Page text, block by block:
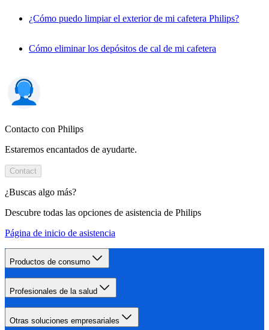
¿Cómo puedo limpiar el exterior de mi cafetera Philips?
Cómo eliminar los depósitos de cal de mi cafetera
Contacto con Philips
Estaremos encantados de ayudarte.
Contact
¿Buscas algo más?
Descubre todas las opciones de asistencia de Philips
Página de inicio de asistencia
Productos de consumo
Profesionales de la salud
Otras soluciones empresariales